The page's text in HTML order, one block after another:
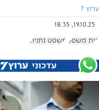
ערוץ 7
19.10.25, 18:35
בית משפט משפט נתניהו